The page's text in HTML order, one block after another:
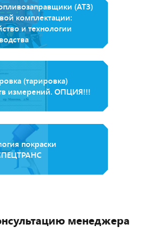
(АТЗ)
комплектации:
и технологии
(тарировка)
измерений. ОПЦИЯ!!!
покраски
менеджера